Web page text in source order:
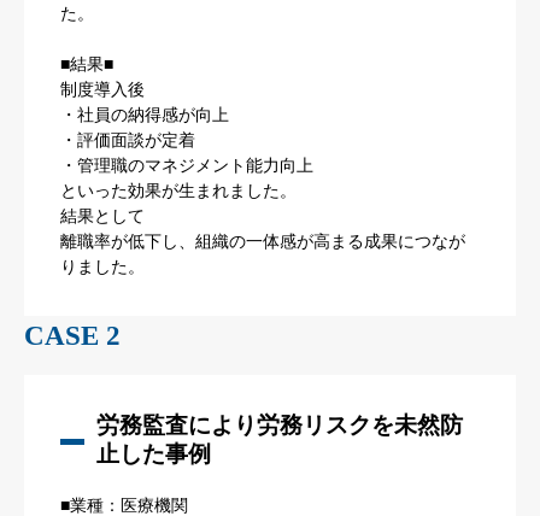
た。
■結果■
制度導入後
・社員の納得感が向上
・評価面談が定着
・管理職のマネジメント能力向上
といった効果が生まれました。
結果として
離職率が低下し、組織の一体感が高まる成果につなが
りました。
CASE 2
労務監査により労務リスクを未然防
止した事例
■業種：医療機関